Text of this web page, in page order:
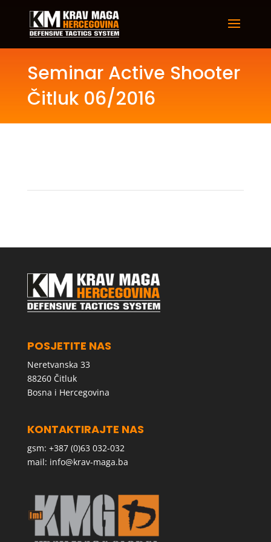
Seminar Active Shooter
Čitluk 06/2016
POSJETITE NAS
Neretvanska 33
88260 Čitluk
Bosna i Hercegovina
KONTAKTIRAJTE NAS
gsm: +387 (0)63 032-032
mail: info@krav-maga.ba